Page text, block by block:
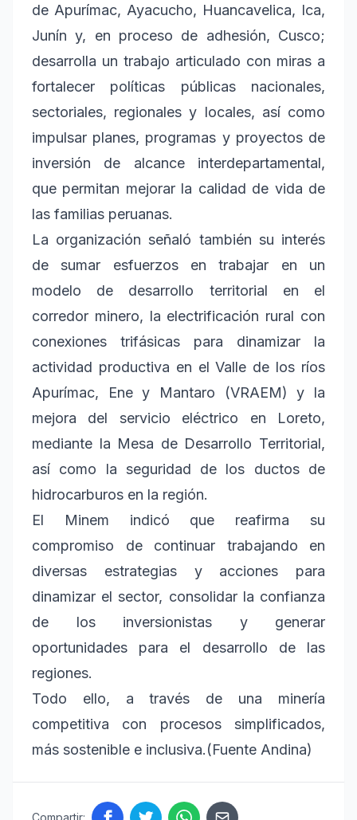
de Apurímac, Ayacucho, Huancavelica, Ica,
Junín y, en proceso de adhesión, Cusco;
desarrolla un trabajo articulado con miras a
fortalecer políticas públicas nacionales,
sectoriales, regionales y locales, así como
impulsar planes, programas y proyectos de
inversión de alcance interdepartamental,
que permitan mejorar la calidad de vida de
las familias peruanas.
La organización señaló también su interés
de sumar esfuerzos en trabajar en un
modelo de desarrollo territorial en el
corredor minero, la electrificación rural con
conexiones trifásicas para dinamizar la
actividad productiva en el Valle de los ríos
Apurímac, Ene y Mantaro (VRAEM) y la
mejora del servicio eléctrico en Loreto,
mediante la Mesa de Desarrollo Territorial,
así como la seguridad de los ductos de
hidrocarburos en la región.
El Minem indicó que reafirma su
compromiso de continuar trabajando en
diversas estrategias y acciones para
dinamizar el sector, consolidar la confianza
de los inversionistas y generar
oportunidades para el desarrollo de las
regiones.
Todo ello, a través de una minería
competitiva con procesos simplificados,
más sostenible e inclusiva.(Fuente Andina)
Compartir: